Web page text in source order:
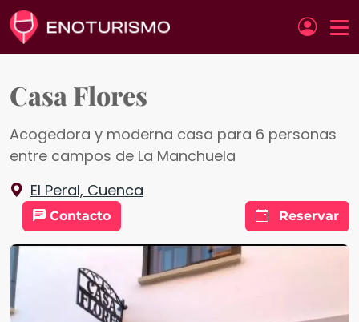
Pasar al contenido principal
Casa Flores
Acogedora y moderna casa para 6 personas
entre campos de La Manchuela
El Peral, Cuenca
Contacto Reservar